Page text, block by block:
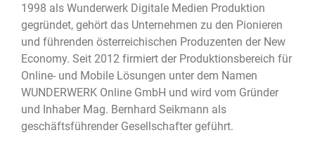
1998 als Wunderwerk Digitale Medien Produktion
gegründet, gehört das Unternehmen zu den Pionieren
und führenden österreichischen Produzenten der New
Economy. Seit 2012 firmiert der Produktionsbereich für
Online- und Mobile Lösungen unter dem Namen
WUNDERWERK Online GmbH und wird vom Gründer
und Inhaber Mag. Bernhard Seikmann als
geschäftsführender Gesellschafter geführt.